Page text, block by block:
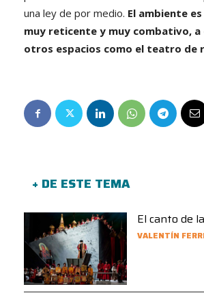
una ley de por medio. El ambiente
muy reticente y muy combativo, a
otros espacios como el teatro de
+ DE ESTE TEMA
El canto de
VALENTÍN